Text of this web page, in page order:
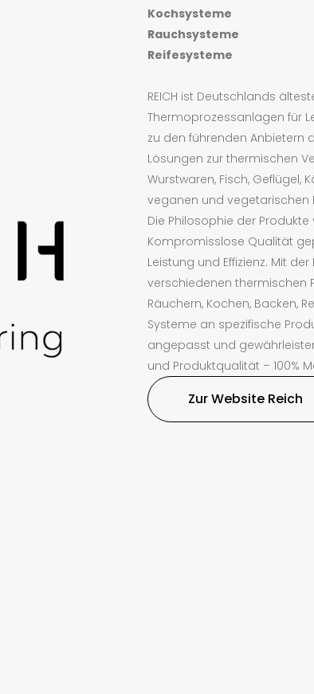
Kochsysteme
Rauchsysteme
Reifesysteme
REICH ist Deutschlands
Thermoprozessanlagen für
zu den führenden Anbietern
Lösungen zur thermischen
Wurstwaren, Fisch, Geflügel,
veganen und vegetarischen
Die Philosophie der Produkte
Kompromisslose Qualität
Leistung und Effizienz. Mit der
verschiedenen thermischen
Räuchern, Kochen, Backen,
Systeme an spezifische
angepasst und
und Produktqualität – 100%
Zur Website Reich